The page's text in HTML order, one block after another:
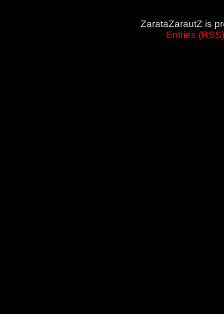
ZarataZarautZ is
Entries (RSS)